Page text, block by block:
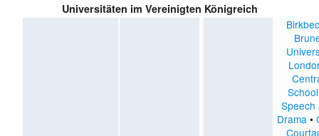
Universitäten im Vereinigten Königreich
Speech
Drama •